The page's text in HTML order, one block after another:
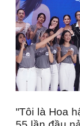
"Tôi là Hoa